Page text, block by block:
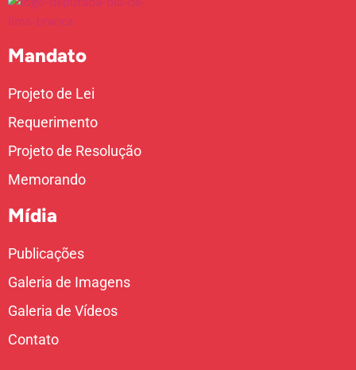
Mandato
Projeto de Lei
Requerimento
Projeto de Resolução
Memorando
Mídia
Publicações
Galeria de Imagens
Galeria de Vídeos
Contato